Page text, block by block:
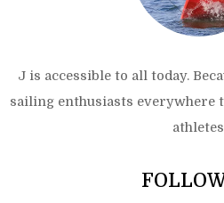
J is accessible to all today.
sailing enthusiasts everywhere